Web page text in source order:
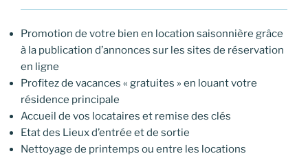
Promotion de votre bien en location saisonnière grâce
à la publication d’annonces sur les sites de réservation
en ligne
Profitez de vacances « gratuites » en louant votre
résidence principale
Accueil de vos locataires et remise des clés
Etat des Lieux d’entrée et de sortie
Nettoyage de printemps ou entre les locations